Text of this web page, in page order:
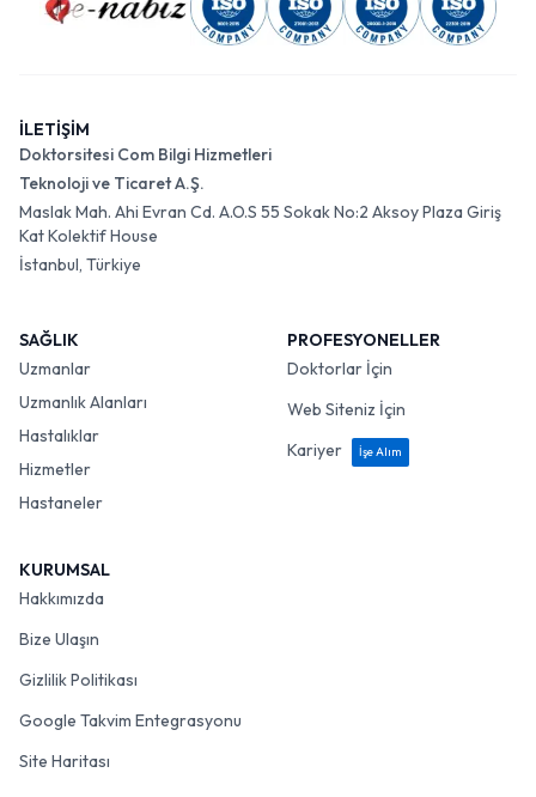
İLETİŞİM
Doktorsitesi Com Bilgi Hizmetleri
Teknoloji ve Ticaret A.Ş.
Maslak Mah. Ahi Evran Cd. A.O.S 55 Sokak No:2 Aksoy Plaza Giriş
Kat Kolektif House
İstanbul, Türkiye
SAĞLIK
Uzmanlar
Uzmanlık Alanları
Hastalıklar
Hizmetler
Hastaneler
PROFESYONELLER
Doktorlar İçin
Web Siteniz İçin
Kariyer
İşe Alım
KURUMSAL
Hakkımızda
Bize Ulaşın
Gizlilik Politikası
Google Takvim Entegrasyonu
Site Haritası